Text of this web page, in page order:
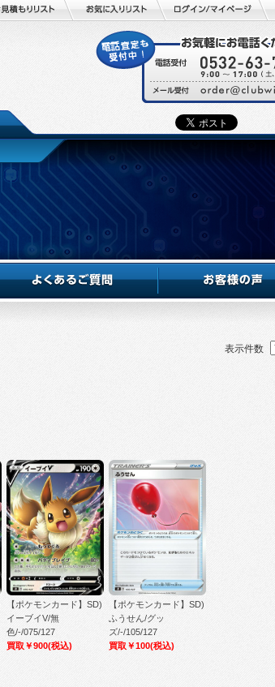
表示件数
【ポケモンカード】SD)
イーブイV/無
色/-/075/127
買取￥900(税込)
【ポケモンカード】SD)
ふうせん/グッ
ズ/-/105/127
買取￥100(税込)